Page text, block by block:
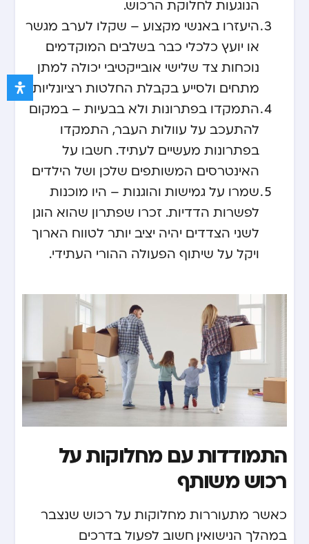
הנוגעות לחלוקת הרכוש.
היעזרו באנשי מקצוע – שקלו לערב מגשר
או יועץ כלכלי כבר בשלבים המוקדמים.
נוכחות צד שלישי אובייקטיבי יכולה למתן
מתחים ולסייע בקבלת החלטות רציונליות.
התמקדו בפתרונות ולא בבעיות – במקום
להתעכב על עוולות העבר, התמקדו
בפתרונות מעשיים לעתיד. חשבו על
האינטרסים המשותפים שלכן ושל הילדים.
שמרו על גמישות והוגנות – היו מוכנות
לפשרות הדדיות. זכרו שפתרון שהוא הוגן
לשני הצדדים יהיה יציב יותר לטווח הארוך
ויקל על שיתוף הפעולה ההורי העתידי.
התמודדות עם מחלוקות על
רכוש משותף
כאשר מתעוררות מחלוקות על רכוש שנצבר
במהלך הנישואין, חשוב לפעול בדרכים